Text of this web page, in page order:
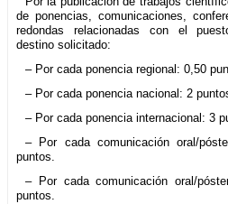
de ponencias, comunicaciones,
redondas relacionadas con el
destino solicitado:
– Por cada ponencia regional: 0,50
– Por cada ponencia nacional: 2
– Por cada ponencia internacional: 3
– Por cada comunicación oral/
puntos.
– Por cada comunicación oral/
puntos.